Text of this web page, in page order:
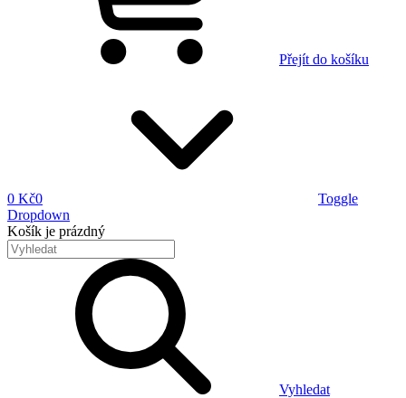
Přejít do košíku
0 Kč0
Toggle
Dropdown
Košík je prázdný
Vyhledat